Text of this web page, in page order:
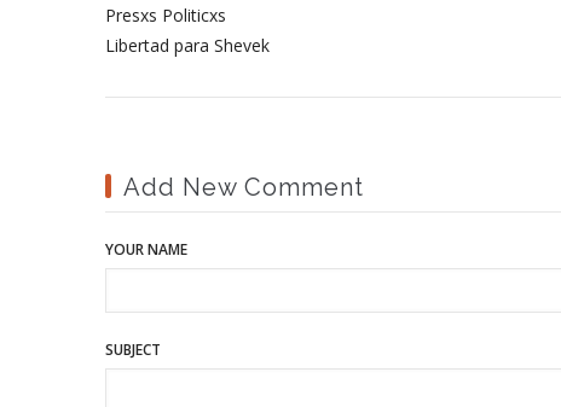
Presxs Politicxs
Libertad para Shevek
Add New Comment
YOUR NAME
SUBJECT